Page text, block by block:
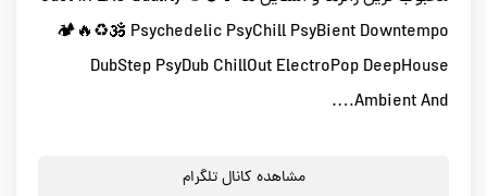
🏕️🔥♻️🕉️ Psychedelic PsyChill PsyBient Downtempo
DubStep PsyDub ChillOut ElectroPop DeepHouse
Ambient And….
مشاهده کانال تلگرام